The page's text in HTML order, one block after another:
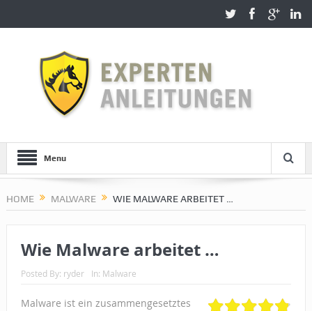
Menu
HOME MALWARE WIE MALWARE ARBEITET …
Wie Malware arbeitet …
Posted By: ryder In: Malware
Malware ist ein zusammengesetztes